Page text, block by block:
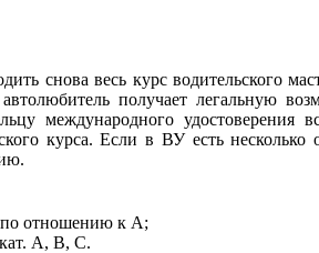
снова весь курс водительского
получает легальную
международного удостоверения
курса. Если в ВУ есть несколько
отношению к А;
A, B, C.